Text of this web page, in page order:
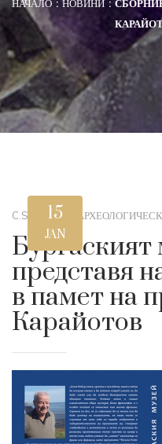
НАЧАЛО НОВИНИ
15
JAN
C.STEWART
Бургаският
представя
в памет на
Карайотов